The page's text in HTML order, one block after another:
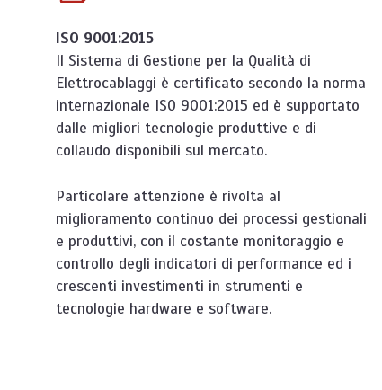
ISO 9001:2015
Il Sistema di Gestione per la Qualità di
Elettrocablaggi è certificato secondo la norma
internazionale ISO 9001:2015 ed è supportato
dalle migliori tecnologie produttive e di
collaudo disponibili sul mercato.
Particolare attenzione è rivolta al
miglioramento continuo dei processi gestionali
e produttivi, con il costante monitoraggio e
controllo degli indicatori di performance ed i
crescenti investimenti in strumenti e
tecnologie hardware e software.